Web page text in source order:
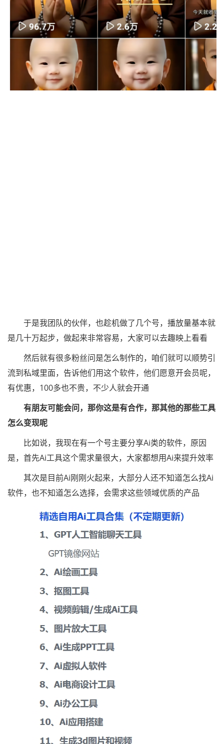
于是我团队的伙伴，也趁机做了几个号，播放量基本就
是几十万起步，做起来非常容易，大家可以去趣映上看看
然后就有很多粉丝问是怎么制作的，咱们就可以顺势引
流到私域里面，告诉他们用这个软件，他们愿意开会员呢，
有优惠，100多也不贵，不少人就会开通
有朋友可能会问，那你这是有合作，那其他的那些工具
怎么变现呢
比如说，我现在有一个号主要分享Ai类的软件，原因
是，首先Ai工具这个需求量很大，大家都想用Ai来提升效率
其次是目前Ai刚刚火起来，大部分人还不知道怎么找Ai
软件，也不知道怎么选择，会需求这些领域优质的产品